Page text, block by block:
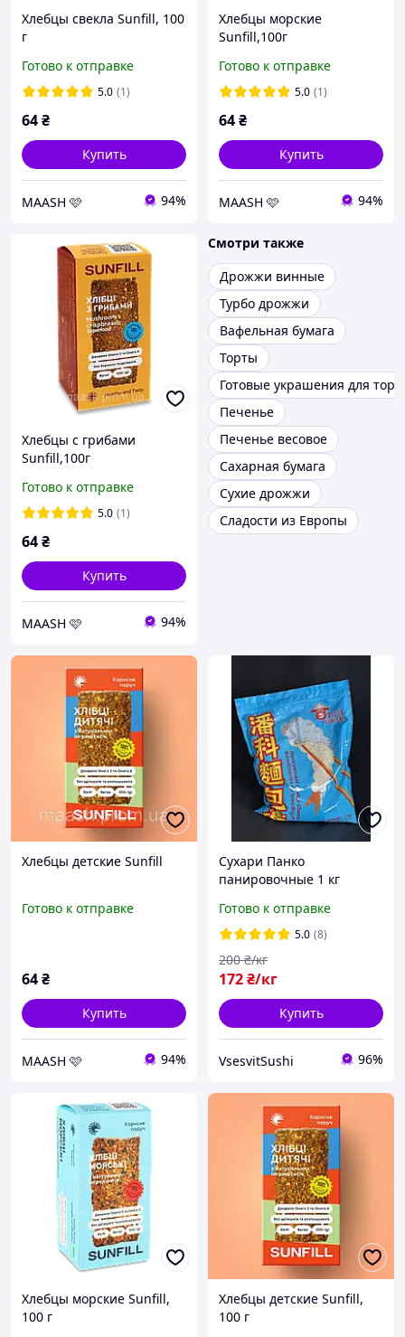
Хлебцы свекла Sunfill, 100
г
Готово к отправке
5.0 (1)
64₴
Купить
MAASH 🩷 94%
Хлебцы морские
Sunfill,100г
Готово к отправке
5.0 (1)
64₴
Купить
MAASH 🩷 94%
Хлебцы с грибами
Sunfill,100г
Готово к отправке
5.0 (1)
64₴
Купить
MAASH 🩷 94%
Смотри также
Дрожжи винные
Турбо дрожжи
Вафельная бумага
Торты
Готовые украшения для
Печенье
Печенье весовое
Сахарная бумага
Сухие дрожжи
Сладости из Европы
Хлебцы детские Sunfill
Готово к отправке
64₴
Купить
MAASH 🩷 94%
Сухари Панко
панировочные 1 кг
Готово к отправке
5.0 (8)
172₴/кг
200 ₴/кг
Купить
VsesvitSushi 96%
Хлебцы морские Sunfill,
100 г
Хлебцы детские Sunfill,
100 г